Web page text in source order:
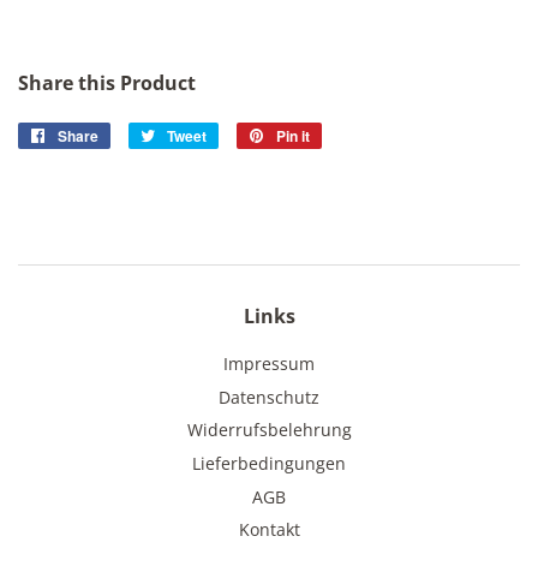
Share this Product
Share
Share
Tweet
Tweet
Pin it
Links
Impressum
Datenschutz
Widerrufsbelehrung
Lieferbedingungen
AGB
Kontakt